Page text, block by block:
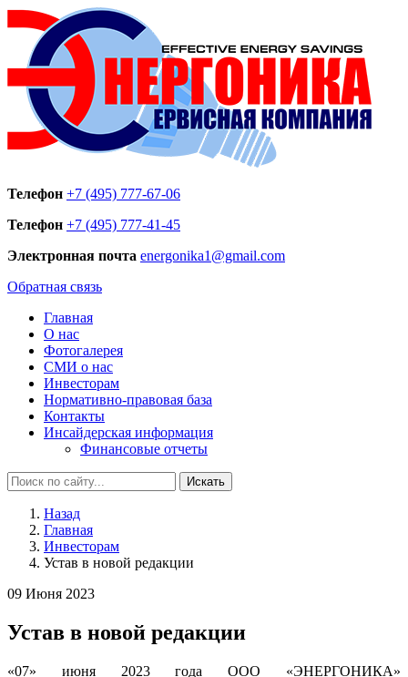
Телефон +7 (495) 777-67-06
Телефон +7 (495) 777-41-45
Электронная почта energonika1@gmail.com
Обратная связь
Главная
О нас
Фотогалерея
СМИ о нас
Инвесторам
Нормативно-правовая база
Контакты
Инсайдерская информация
Финансовые отчеты
Искать
Назад
Главная
Инвесторам
Устав в новой редакции
09 Июня 2023
Устав в новой редакции
«07» июня 2023 года ООО «ЭНЕРГОНИКА»